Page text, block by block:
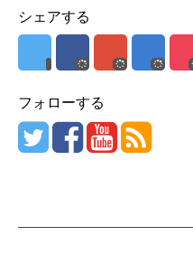
シェアする
フォローする